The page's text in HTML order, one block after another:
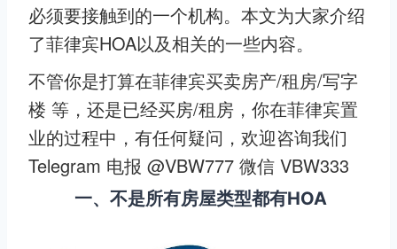
必须要接触到的一个机构。本文为大家介绍
了菲律宾HOA以及相关的一些内容。
不管你是打算在菲律宾买卖房产/租房/写字
楼 等，还是已经买房/租房，你在菲律宾置
业的过程中，有任何疑问，欢迎咨询我们
Telegram 电报 @VBW777 微信 VBW333
一、不是所有房屋类型都有HOA